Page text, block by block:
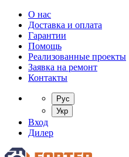
О нас
Доставка и оплата
Гарантии
Помощь
Реализованные проекты
Заявка на ремонт
Контакты
Рус
Укр
Вход
Дилер